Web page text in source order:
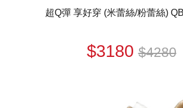
超Q彈 享好穿 (米蕾絲/粉蕾絲)
$3180$4280